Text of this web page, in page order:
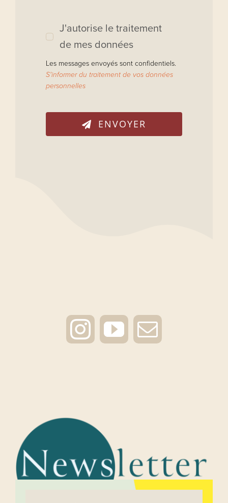
J'autorise le traitement
de mes données
Les messages envoyés sont confidentiels.
S'informer du traitement de vos données
personnelles
ENVOYER